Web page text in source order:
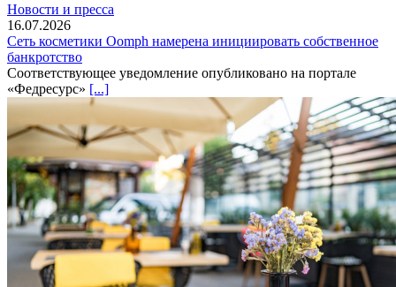
Новости и пресса
16.07.2026
Сеть косметики Oomph намерена инициировать собственное
банкротство
Соответствующее уведомление опубликовано на портале
«Федресурс» [...]